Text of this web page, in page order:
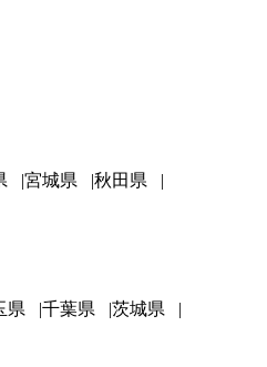
宮城県
秋田県
県 千葉県
茨城県